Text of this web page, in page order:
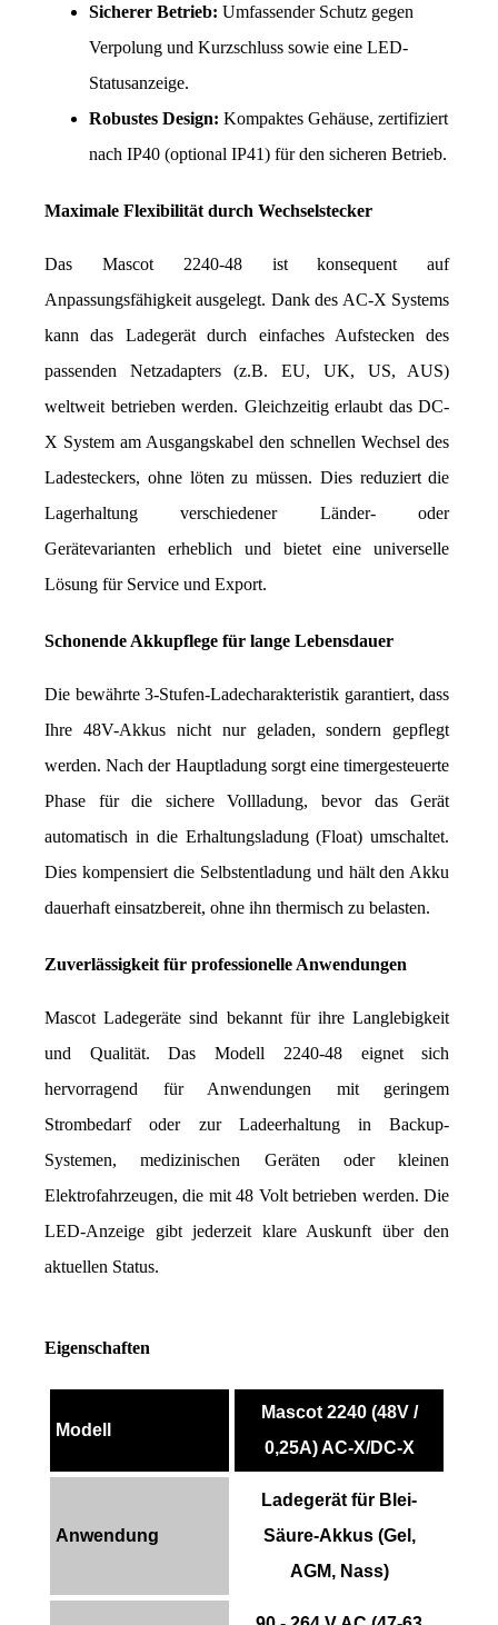
Sicherer Betrieb: Umfassender Schutz gegen
Verpolung und Kurzschluss sowie eine LED-
Statusanzeige.
Robustes Design: Kompaktes Gehäuse, zertifiziert
nach IP40 (optional IP41) für den sicheren Betrieb.
Maximale Flexibilität durch Wechselstecker
Das Mascot 2240-48 ist konsequent auf
Anpassungsfähigkeit ausgelegt. Dank des AC-X Systems
kann das Ladegerät durch einfaches Aufstecken des
passenden Netzadapters (z.B. EU, UK, US, AUS)
weltweit betrieben werden. Gleichzeitig erlaubt das DC-
X System am Ausgangskabel den schnellen Wechsel des
Ladesteckers, ohne löten zu müssen. Dies reduziert die
Lagerhaltung verschiedener Länder- oder
Gerätevarianten erheblich und bietet eine universelle
Lösung für Service und Export.
Schonende Akkupflege für lange Lebensdauer
Die bewährte 3-Stufen-Ladecharakteristik garantiert, dass
Ihre 48V-Akkus nicht nur geladen, sondern gepflegt
werden. Nach der Hauptladung sorgt eine timergesteuerte
Phase für die sichere Vollladung, bevor das Gerät
automatisch in die Erhaltungsladung (Float) umschaltet.
Dies kompensiert die Selbstentladung und hält den Akku
dauerhaft einsatzbereit, ohne ihn thermisch zu belasten.
Zuverlässigkeit für professionelle Anwendungen
Mascot Ladegeräte sind bekannt für ihre Langlebigkeit
und Qualität. Das Modell 2240-48 eignet sich
hervorragend für Anwendungen mit geringem
Strombedarf oder zur Ladeerhaltung in Backup-
Systemen, medizinischen Geräten oder kleinen
Elektrofahrzeugen, die mit 48 Volt betrieben werden. Die
LED-Anzeige gibt jederzeit klare Auskunft über den
aktuellen Status.
Eigenschaften
Modell
Mascot 2240 (48V /
0,25A) AC-X/DC-X
Anwendung
Ladegerät für Blei-
Säure-Akkus (Gel,
AGM, Nass)